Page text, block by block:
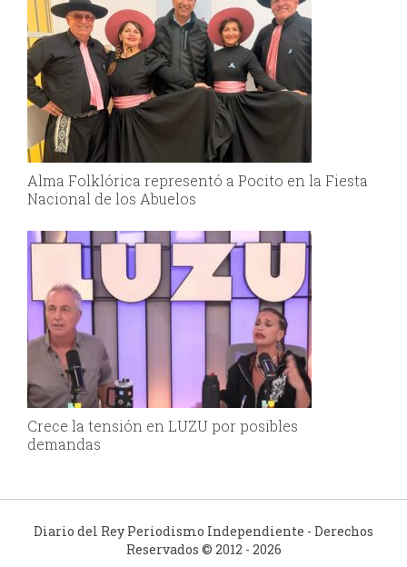
Alma Folklórica representó a Pocito en la Fiesta
Nacional de los Abuelos
Crece la tensión en LUZU por posibles
demandas
Diario del Rey Periodismo Independiente - Derechos
Reservados © 2012 - 2026